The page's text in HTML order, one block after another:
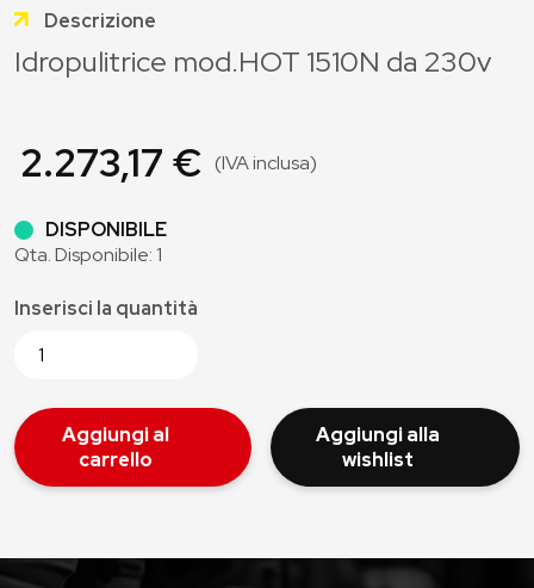
Descrizione
Idropulitrice mod.HOT 1510N da 230v
2.273,17 € (IVA inclusa)
DISPONIBILE
Qta. Disponibile: 1
Inserisci la quantità
Aggiungi al
carrello
Aggiungi alla
wishlist